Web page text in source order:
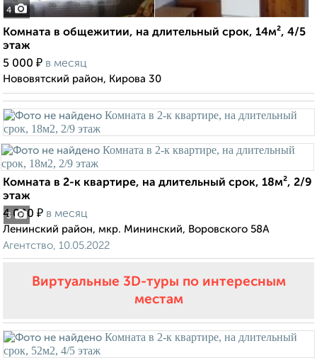
4
Комната в общежитии, на длительный срок, 14м², 4/5
этаж
5 000 ₽ в месяц
Нововятский район, Кирова 30
3
Комната в 2-к квартире, на длительный срок, 18м², 2/9
этаж
4 000 ₽ в месяц
Ленинский район, мкр. Мининский, Воровского 58А
Агентство, 10.05.2022
Виртуальные 3D-туры по интересным
местам